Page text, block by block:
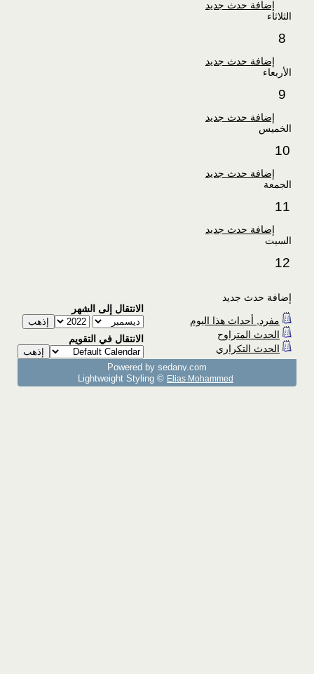
إضافة حدث جديد
الثلاثاء
8
إضافة حدث جديد
الأربعاء
9
إضافة حدث جديد
الخميس
10
إضافة حدث جديد
الجمعة
11
إضافة حدث جديد
السبت
12
إضافة حدث جديد
مفرد, أحداث هذا اليوم
الحدث المتراوح
الحدث التكراري
الانتقال إلى الشهر
الانتقال في التقويم
Powered by sedany.com
Lightweight Styling © Elias Mohammed